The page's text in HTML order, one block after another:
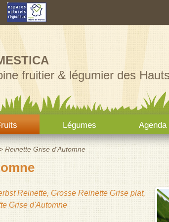
fruitier & légumier des
Légumes Agenda
> Reinette Grise d'Automne
Reinette, Grosse Reinette Grise plat,
Grise d'Automne